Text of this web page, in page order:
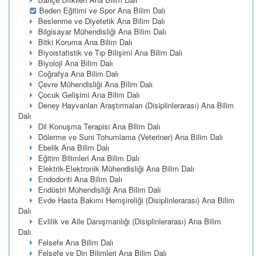
Beden Eğitimi ve Spor Ana Bilim Dalı
Beslenme ve Diyetetik Ana Bilim Dalı
Bilgisayar Mühendisliği Ana Bilim Dalı
Bitki Koruma Ana Bilim Dalı
Biyoistatistik ve Tıp Bilişimi Ana Bilim Dalı
Biyoloji Ana Bilim Dalı
Coğrafya Ana Bilim Dalı
Çevre Mühendisliği Ana Bilim Dalı
Çocuk Gelişimi Ana Bilim Dalı
Deney Hayvanları Araştırmaları (Disiplinlerarası) Ana Bilim
Dalı
Dil Konuşma Terapisi Ana Bilim Dalı
Dölerme ve Suni Tohumlama (Veteriner) Ana Bilim Dalı
Ebelik Ana Bilim Dalı
Eğitim Bilimleri Ana Bilim Dalı
Elektrik-Elektronik Mühendisliği Ana Bilim Dalı
Endodonti Ana Bilim Dalı
Endüstri Mühendisliği Ana Bilim Dalı
Evde Hasta Bakımı Hemşireliği (Disiplinlerarası) Ana Bilim
Dalı
Evlilik ve Aile Danışmanlığı (Disiplinlerarası) Ana Bilim
Dalı
Felsefe Ana Bilim Dalı
Felsefe ve Din Bilimleri Ana Bilim Dalı